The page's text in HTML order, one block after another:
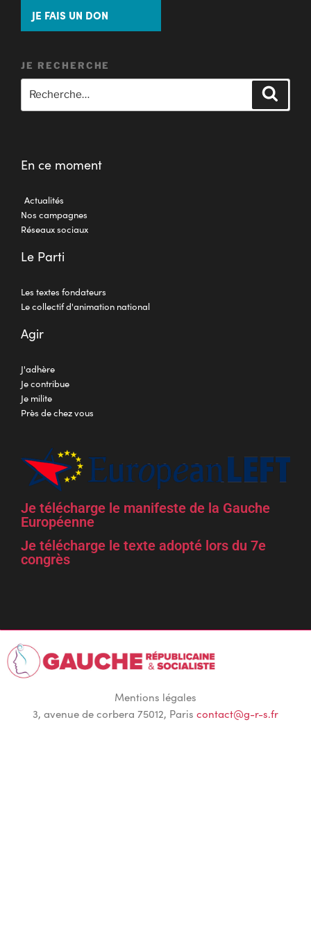
JE FAIS UN DON
JE RECHERCHE
En ce moment
Actualités
Nos campagnes
Réseaux sociaux
Le Parti
Les textes fondateurs
Le collectif d'animation national
Agir
J'adhère
Je contribue
Je milite
Près de chez vous
Je télécharge le manifeste de la Gauche
Européenne
Je télécharge le texte adopté lors du 7e
congrès
Mentions légales
3, avenue de corbera 75012, Paris contact@g-r-s.fr